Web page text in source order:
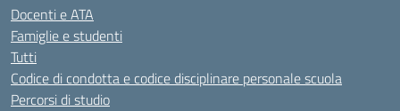
Docenti e ATA
Famiglie e studenti
Tutti
Codice di condotta e codice disciplinare personale scuola
Percorsi di studio